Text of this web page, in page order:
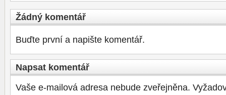
Žádný komentář
Buďte první a napište komentář.
Napsat komentář
Vaše e-mailová adresa nebude zveřejněna.